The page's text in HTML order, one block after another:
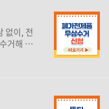
없이, 전
거해 드
확인하
로가기